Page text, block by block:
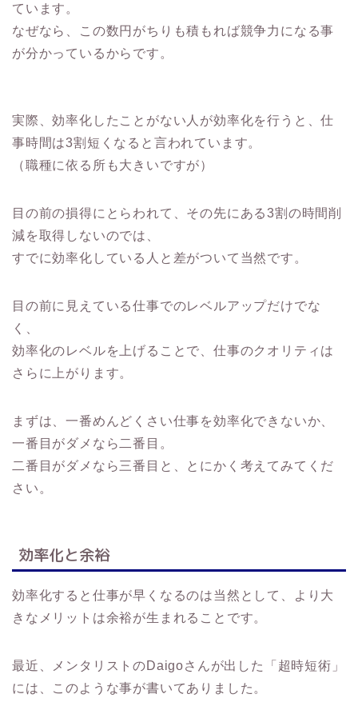
ています。
なぜなら、この数円がちりも積もれば競争力になる事
が分かっているからです。
実際、効率化したことがない人が効率化を行うと、仕
事時間は3割短くなると言われています。
（職種に依る所も大きいですが）
目の前の損得にとらわれて、その先にある3割の時間削
減を取得しないのでは、
すでに効率化している人と差がついて当然です。
目の前に見えている仕事でのレベルアップだけでな
く、
効率化のレベルを上げることで、仕事のクオリティは
さらに上がります。
まずは、一番めんどくさい仕事を効率化できないか、
一番目がダメなら二番目。
二番目がダメなら三番目と、とにかく考えてみてくだ
さい。
効率化と余裕
効率化すると仕事が早くなるのは当然として、より大
きなメリットは余裕が生まれることです。
最近、メンタリストのDaigoさんが出した「超時短術」
には、このような事が書いてありました。